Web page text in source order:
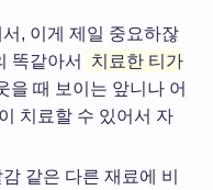
, 이게 제일 중요하잖
똑같아서
치료한 티가
을 때 보이는 앞니나 어
치료할 수 있어서 자
같은 다른 재료에 비